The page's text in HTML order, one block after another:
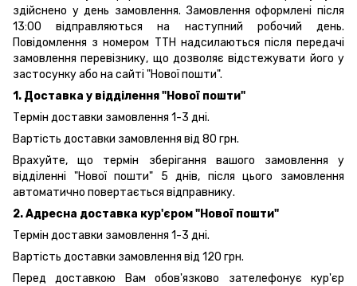
здійснено у день замовлення. Замовлення оформлені після
13:00 відправляються на наступний робочий день.
Повідомлення з номером ТТН надсилаються після передачі
замовлення перевізнику, що дозволяє відстежувати його у
застосунку або на сайті "Нової пошти".
1. Доставка у відділення "Нової пошти"
Термін доставки замовлення 1-3 дні.
Вартість доставки замовлення від 80 грн.
Врахуйте, що термін зберігання вашого замовлення у
відділенні "Нової пошти" 5 днів, після цього замовлення
автоматично повертається відправнику.
2. Адресна доставка кур'єром "Нової пошти"
Термін доставки замовлення 1-3 дні.
Вартість доставки замовлення від 120 грн.
Перед доставкою Вам обов'язково зателефонує кур'єр